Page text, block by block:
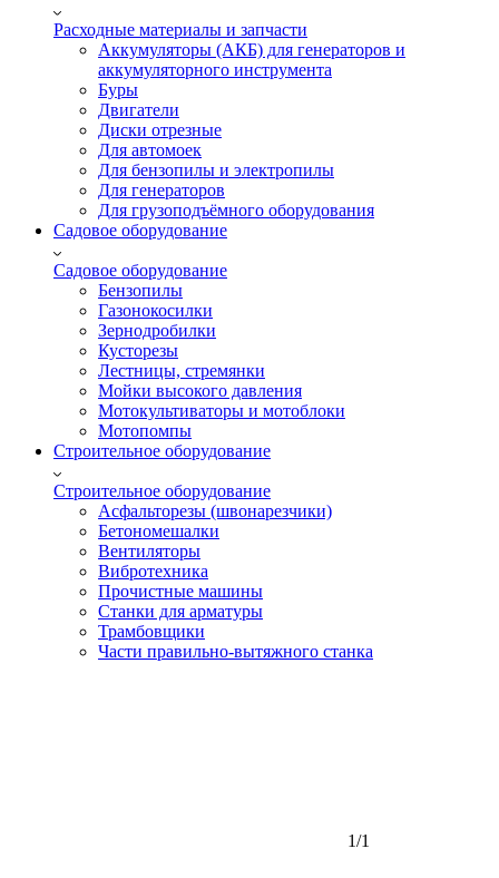
Расходные материалы и запчасти
Аккумуляторы (АКБ) для генераторов и
аккумуляторного инструмента
Буры
Двигатели
Диски отрезные
Для автомоек
Для бензопилы и электропилы
Для генераторов
Для грузоподъёмного оборудования
Садовое оборудование
Садовое оборудование
Бензопилы
Газонокосилки
Зернодробилки
Кусторезы
Лестницы, стремянки
Мойки высокого давления
Мотокультиваторы и мотоблоки
Мотопомпы
Строительное оборудование
Строительное оборудование
Асфальторезы (швонарезчики)
Бетономешалки
Вентиляторы
Вибротехника
Прочистные машины
Станки для арматуры
Трамбовщики
Части правильно-вытяжного станка
1/1